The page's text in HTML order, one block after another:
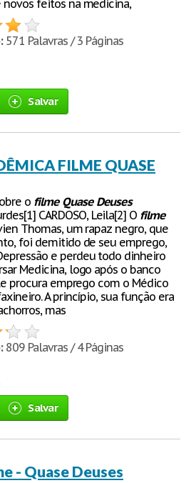
feitos na medicina,
571 Palavras / 3 Páginas
Salvar
FILME QUASE
o filme Quase Deuses
CARDOSO, Leila[2] O filme
Thomas, um rapaz negro, que
foi demitido de seu emprego,
e perdeu todo dinheiro
Medicina, logo após o banco
procura emprego com o Médico
A princípio, sua função era
mas
809 Palavras / 4 Páginas
Salvar
- Quase Deuses